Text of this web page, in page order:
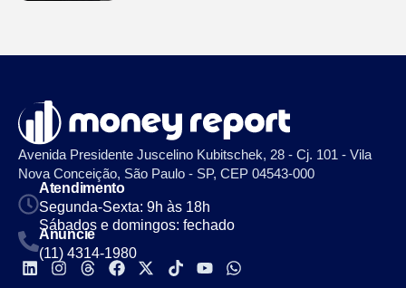
Avenida Presidente Juscelino Kubitschek, 28 - Cj. 101 - Vila
Nova Conceição, São Paulo - SP, CEP 04543-000
Atendimento
Segunda-Sexta: 9h às 18h
Sábados e domingos: fechado
Anuncie
(11) 4314-1980